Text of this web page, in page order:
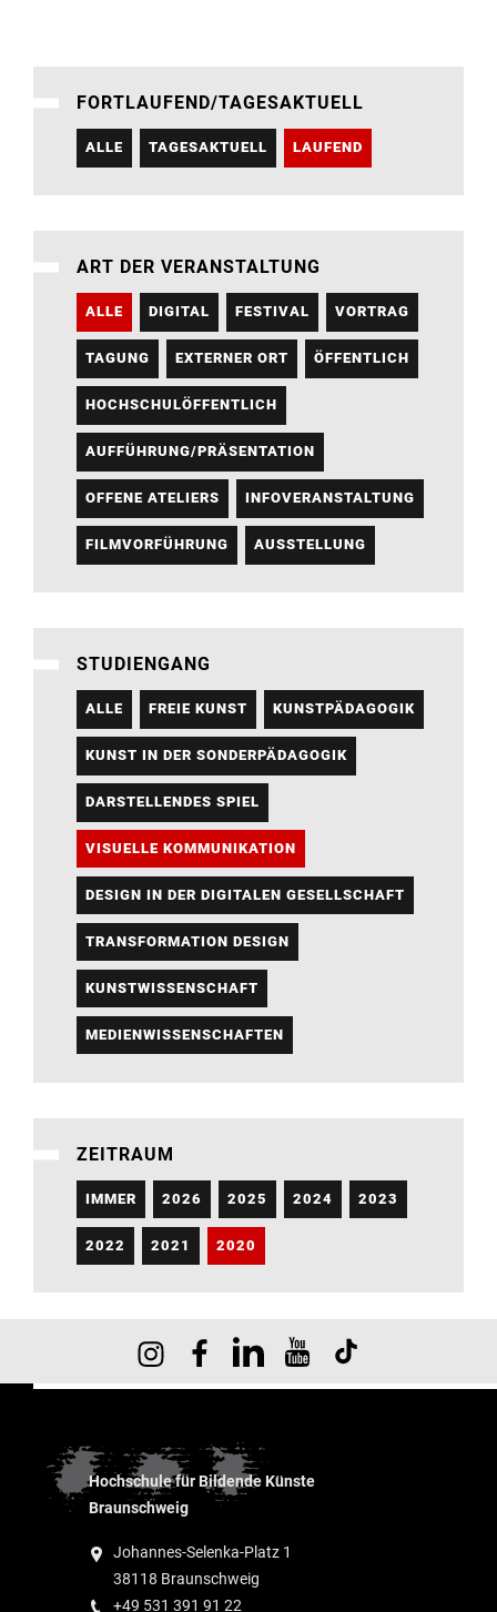
FORTLAUFEND/TAGESAKTUELL
ALLE TAGESAKTUELL LAUFEND
ART DER VERANSTALTUNG
ALLE DIGITAL FESTIVAL VORTRAG
TAGUNG EXTERNER ORT ÖFFENTLICH
HOCHSCHULÖFFENTLICH
AUFFÜHRUNG/PRÄSENTATION
OFFENE ATELIERS INFOVERANSTALTUNG
FILMVORFÜHRUNG AUSSTELLUNG
STUDIENGANG
ALLE FREIE KUNST KUNSTPÄDAGOGIK
KUNST IN DER SONDERPÄDAGOGIK
DARSTELLENDES SPIEL
VISUELLE KOMMUNIKATION
DESIGN IN DER DIGITALEN GESELLSCHAFT
TRANSFORMATION DESIGN
KUNSTWISSENSCHAFT
MEDIENWISSENSCHAFTEN
ZEITRAUM
IMMER 2026 2025 2024 2023
2022 2021 2020
Hochschule für Bildende Künste
Braunschweig
Johannes-Selenka-Platz 1
38118 Braunschweig
+49 531 391 91 22